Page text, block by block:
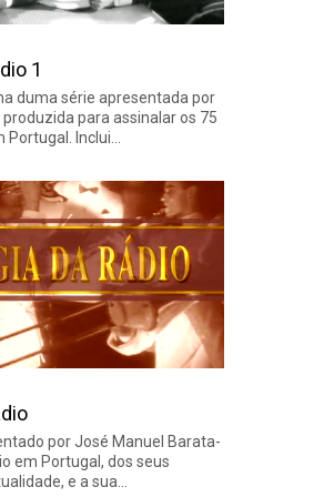
1
duma série apresentada por
para assinalar os 75
Inclui…
por José Manuel Barata-
em Portugal, dos seus
e a sua…